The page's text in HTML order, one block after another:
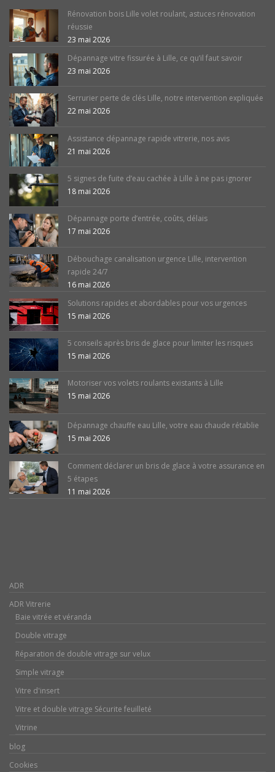
Rénovation bois Lille volet roulant, astuces rénovation
réussie
23 mai 2026
Dépannage vitre fissurée à Lille, ce qu’il faut savoir
23 mai 2026
Serrurier perte de clés Lille, notre intervention expliquée
22 mai 2026
Assistance dépannage rapide vitrerie, nos avis
21 mai 2026
5 signes de fuite d’eau cachée à Lille à ne pas ignorer
18 mai 2026
Dépannage porte d’entrée, coûts, délais
17 mai 2026
Débouchage canalisation urgence Lille, intervention
rapide 24/7
16 mai 2026
Solutions rapides et abordables pour vos urgences
15 mai 2026
5 conseils après bris de glace pour limiter les risques
15 mai 2026
Motoriser vos volets roulants existants à Lille
15 mai 2026
Dépannage chauffe eau Lille, votre eau chaude rétablie
15 mai 2026
Comment déclarer un bris de glace à votre assurance en
5 étapes
11 mai 2026
ADR
ADR Vitrerie
Baie vitrée et véranda
Double vitrage
Réparation de double vitrage sur velux
Simple vitrage
Vitre d'insert
Vitre et double vitrage Sécurite feuilleté
Vitrine
blog
Cookies